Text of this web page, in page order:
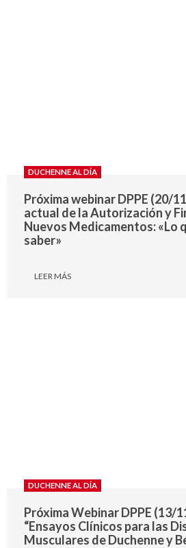
DUCHENNE AL DÍA
Próxima webinar DPPE (20/
actual de la Autorización y
Nuevos Medicamentos: «Lo
saber»
LEER MÁS
DUCHENNE AL DÍA
Próxima Webinar DPPE (13/
“Ensayos Clínicos para las
Musculares de Duchenne y